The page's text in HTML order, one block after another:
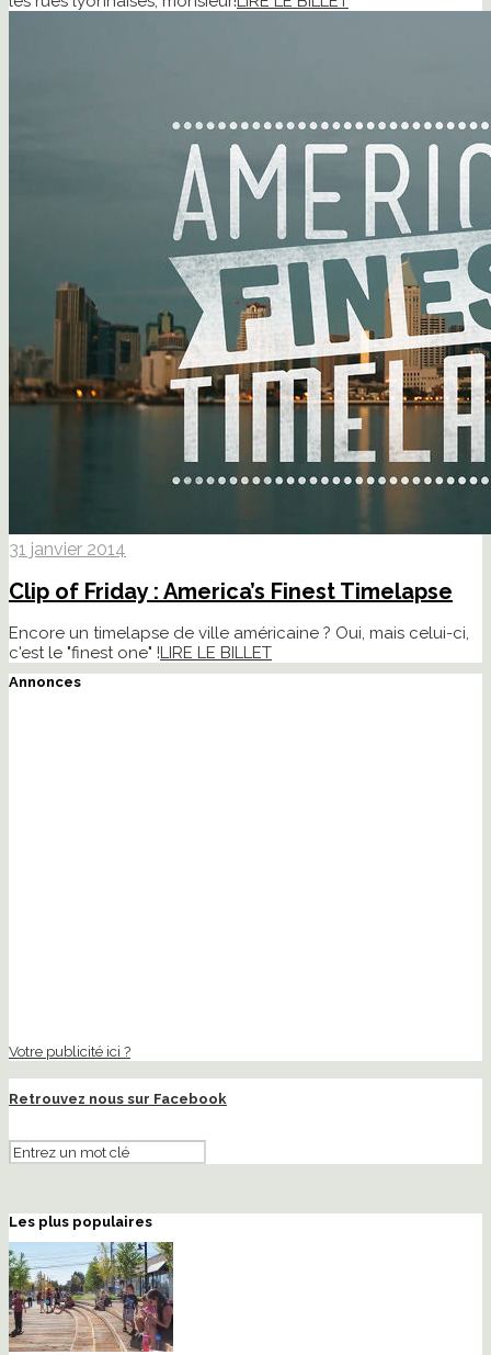
31 janvier 2014
Clip of Friday : America’s Finest Timelapse
Encore un timelapse de ville américaine ? Oui, mais celui-ci,
c'est le "finest one" !LIRE LE BILLET
Annonces
Votre publicité ici ?
Retrouvez nous sur Facebook
Les plus populaires